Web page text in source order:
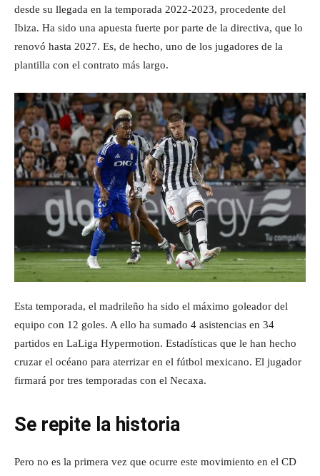
desde su llegada en la temporada 2022-2023, procedente del
Ibiza. Ha sido una apuesta fuerte por parte de la directiva, que lo
renovó hasta 2027. Es, de hecho, uno de los jugadores de la
plantilla con el contrato más largo.
Esta temporada, el madrileño ha sido el máximo goleador del
equipo con 12 goles. A ello ha sumado 4 asistencias en 34
partidos en LaLiga Hypermotion. Estadísticas que le han hecho
cruzar el océano para aterrizar en el fútbol mexicano. El jugador
firmará por tres temporadas con el Necaxa.
Se repite la historia
Pero no es la primera vez que ocurre este movimiento en el CD